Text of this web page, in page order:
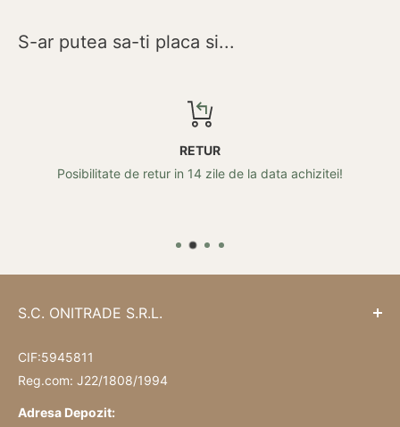
S-ar putea sa-ti placa si...
RETUR
Posibilitate de retur in 14 zile de la data achizitei!
S.C. ONITRADE S.R.L.
CIF:5945811
Reg.com: J22/1808/1994
Adresa Depozit: